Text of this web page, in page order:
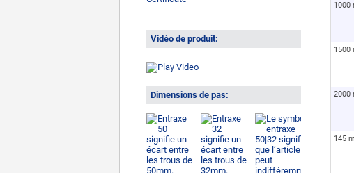
Vidéo de produit:
Dimensions de pas:
1000
1500
2000
145